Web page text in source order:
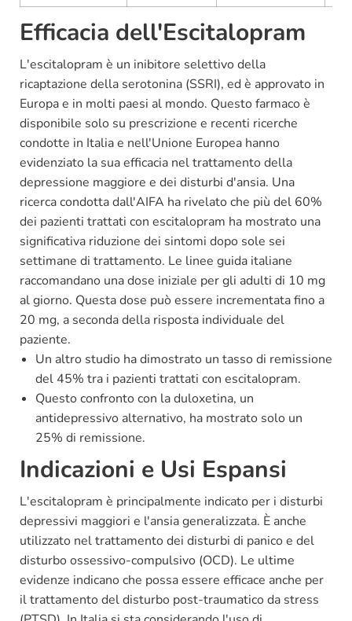
Efficacia dell'Escitalopram
L'escitalopram è un inibitore selettivo della
ricaptazione della serotonina (SSRI), ed è approvato in
Europa e in molti paesi al mondo. Questo farmaco è
disponibile solo su prescrizione e recenti ricerche
condotte in Italia e nell'Unione Europea hanno
evidenziato la sua efficacia nel trattamento della
depressione maggiore e dei disturbi d'ansia. Una
ricerca condotta dall'AIFA ha rivelato che più del 60%
dei pazienti trattati con escitalopram ha mostrato una
significativa riduzione dei sintomi dopo sole sei
settimane di trattamento. Le linee guida italiane
raccomandano una dose iniziale per gli adulti di 10 mg
al giorno. Questa dose può essere incrementata fino a
20 mg, a seconda della risposta individuale del
paziente.
Un altro studio ha dimostrato un tasso di remissione
del 45% tra i pazienti trattati con escitalopram.
Questo confronto con la duloxetina, un
antidepressivo alternativo, ha mostrato solo un
25% di remissione.
Indicazioni e Usi Espansi
L'escitalopram è principalmente indicato per i disturbi
depressivi maggiori e l'ansia generalizzata. È anche
utilizzato nel trattamento dei disturbi di panico e del
disturbo ossessivo-compulsivo (OCD). Le ultime
evidenze indicano che possa essere efficace anche per
il trattamento del disturbo post-traumatico da stress